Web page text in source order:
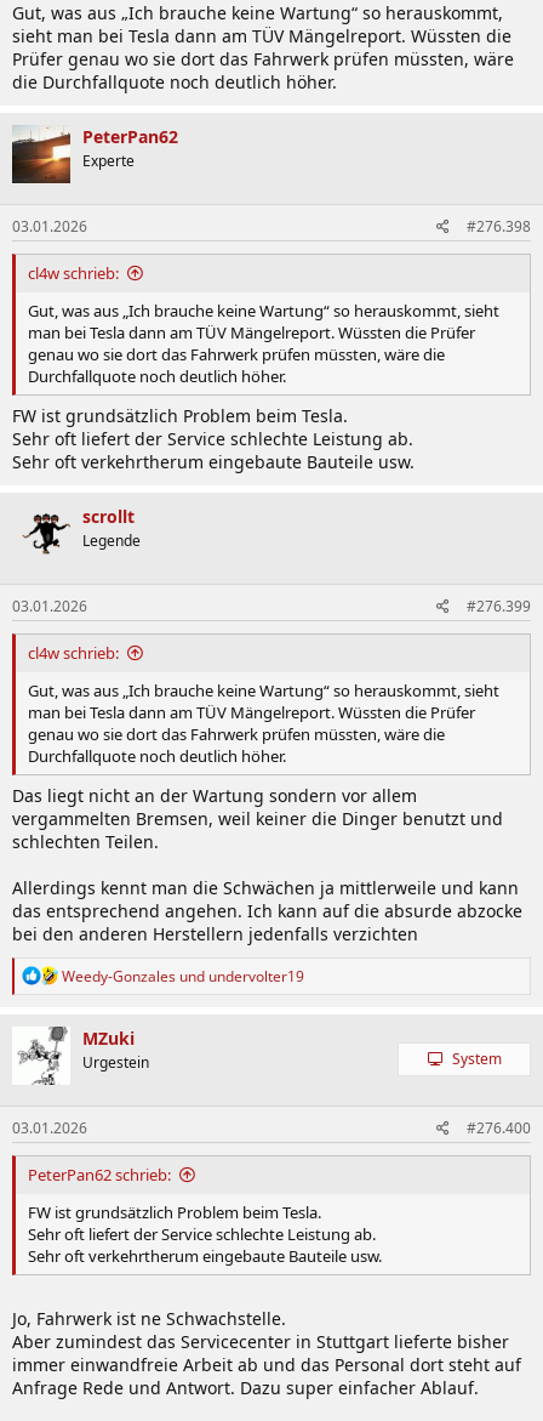
Gut, was aus „Ich brauche keine Wartung“ so herauskommt,
sieht man bei Tesla dann am TÜV Mängelreport. Wüssten die
Prüfer genau wo sie dort das Fahrwerk prüfen müssten, wäre
die Durchfallquote noch deutlich höher.
PeterPan62
Experte
03.01.2026 #276.398
cl4w schrieb:
Gut, was aus „Ich brauche keine Wartung“ so herauskommt, sieht
man bei Tesla dann am TÜV Mängelreport. Wüssten die Prüfer
genau wo sie dort das Fahrwerk prüfen müssten, wäre die
Durchfallquote noch deutlich höher.
FW ist grundsätzlich Problem beim Tesla.
Sehr oft liefert der Service schlechte Leistung ab.
Sehr oft verkehrtherum eingebaute Bauteile usw.
scrollt
Legende
03.01.2026 #276.399
cl4w schrieb:
Gut, was aus „Ich brauche keine Wartung“ so herauskommt, sieht
man bei Tesla dann am TÜV Mängelreport. Wüssten die Prüfer
genau wo sie dort das Fahrwerk prüfen müssten, wäre die
Durchfallquote noch deutlich höher.
Das liegt nicht an der Wartung sondern vor allem
vergammelten Bremsen, weil keiner die Dinger benutzt und
schlechten Teilen.
Allerdings kennt man die Schwächen ja mittlerweile und kann
das entsprechend angehen. Ich kann auf die absurde abzocke
bei den anderen Herstellern jedenfalls verzichten
R
k
t
n
e
n
:
Weedy-Gonzales und undervolter19
MZuki
Urgestein System
03.01.2026 #276.400
PeterPan62 schrieb:
FW ist grundsätzlich Problem beim Tesla.
Sehr oft liefert der Service schlechte Leistung ab.
Sehr oft verkehrtherum eingebaute Bauteile usw.
Jo, Fahrwerk ist ne Schwachstelle.
Aber zumindest das Servicecenter in Stuttgart lieferte bisher
immer einwandfreie Arbeit ab und das Personal dort steht auf
Anfrage Rede und Antwort. Dazu super einfacher Ablauf.